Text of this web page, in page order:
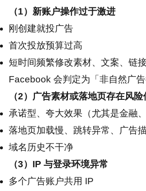
（1）新账户操作过于激进
刚创建就投广告
首次投放预算过高
短时间频繁修改素材、文案、链
Facebook 会判定为「非自然广告
（2）广告素材或落地页存在风险
承诺型、夸大效果（尤其是金融、
落地页加载慢、跳转异常、广告
域名历史不干净
（3）IP 与登录环境异常
多个广告账户共用 IP